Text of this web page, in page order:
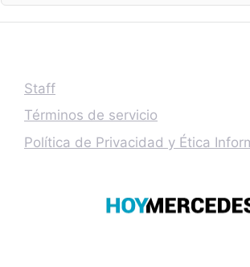
Staff
Términos de servicio
Política de Privacidad y Ética